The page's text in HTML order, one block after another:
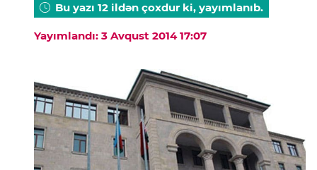
Bu yazı 12 ildən çoxdur ki, yayımlanıb.
Yayımlandı: 3 Avqust 2014 17:07